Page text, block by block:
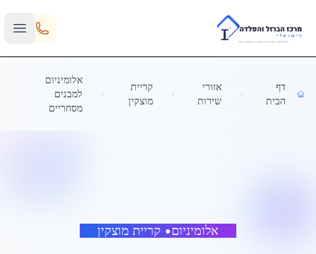
Skip to main content
דף
הבית
אזורי
שירות
קריית
מוצקין
אלומיניום
למבנים
מסחריים
אלומיניום• קריית מוצקין